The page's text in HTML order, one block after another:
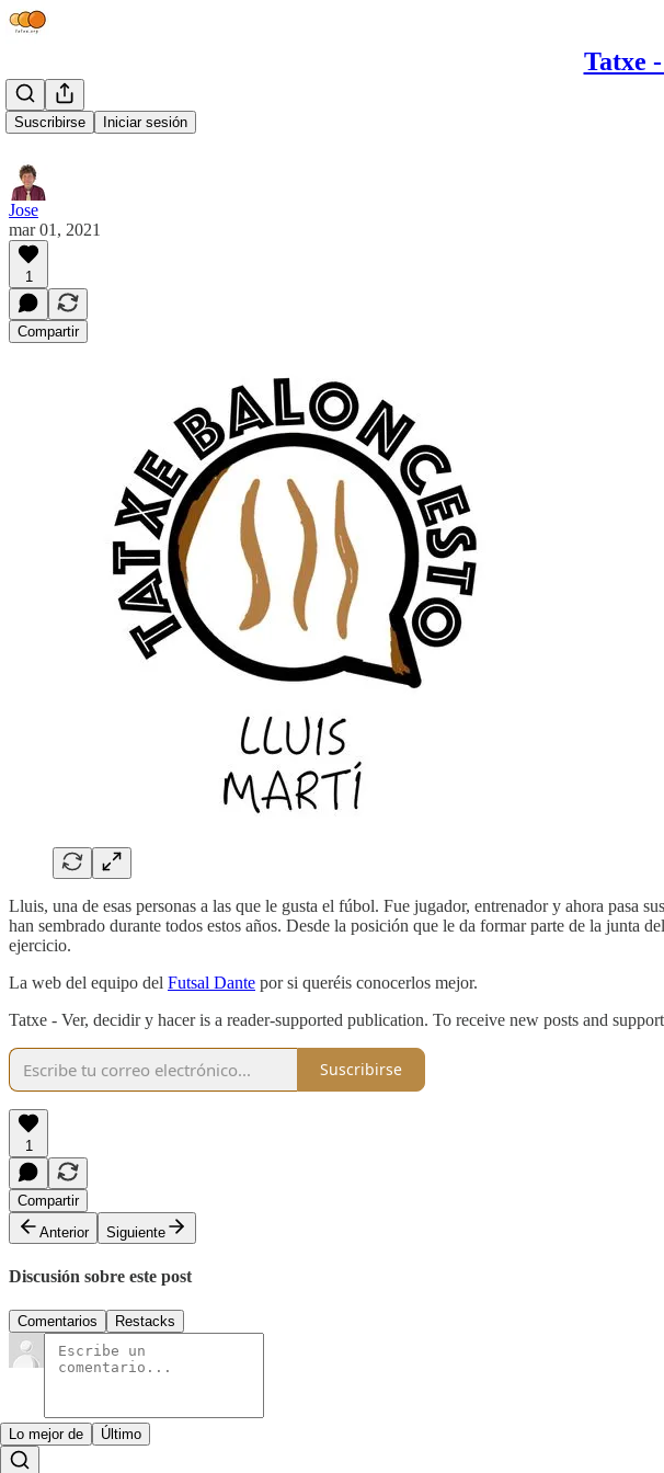
Tatxe
Suscribirse Iniciar sesión
Lluis Martí
Jose
mar 01, 2021
1
Compartir
Lluis, una de esas personas a las que le gusta el fúbol. Fue jugador, entrenador y ahora pasa
han sembrado durante todos estos años. Desde la posición que le da formar parte de la junta
ejercicio.
La web del equipo del Futsal Dante por si queréis conocerlos mejor.
Tatxe - Ver, decidir y hacer is a reader-supported publication. To receive new posts and
Suscribirse
1
Compartir
Anterior
Siguiente
Discusión sobre este post
Comentarios Restacks
Lo mejor de Último